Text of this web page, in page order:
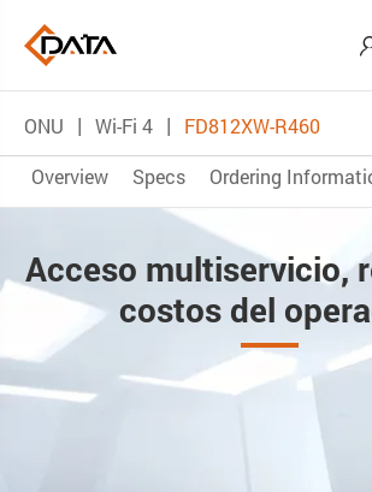
ONU Wi-Fi 4
FD812XW-R460
Overview
Specs Ordering
Acceso multiservicio,
costos del